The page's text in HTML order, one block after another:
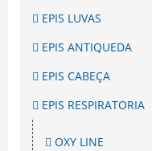
EPIS LUVAS
EPIS ANTIQUEDA
EPIS CABEÇA
EPIS RESPIRATORIA
OXY LINE